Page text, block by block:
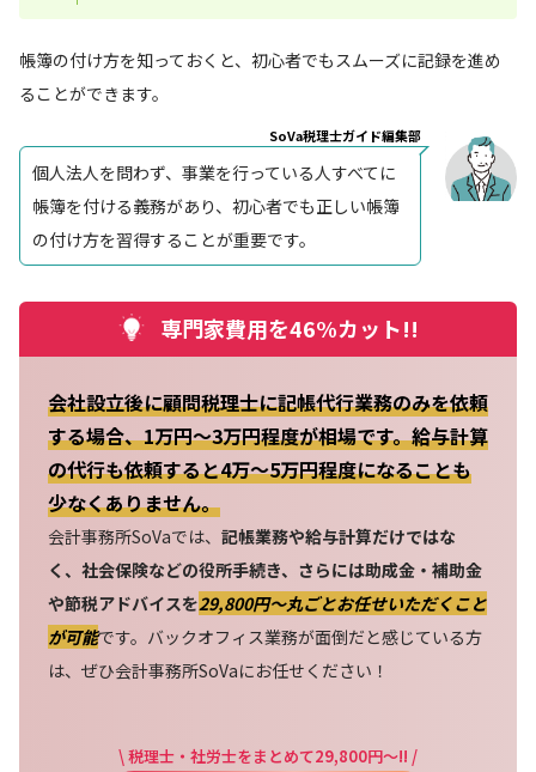
帳簿の付け方を知っておくと、初心者でもスムーズに記録を進め
ることができます。
SoVa税理士ガイド編集部
個人法人を問わず、事業を行っている人すべてに
帳簿を付ける義務があり、初心者でも正しい帳簿
の付け方を習得することが重要です。
専門家費用を46%カット!!
会社設立後に顧問税理士に記帳代行業務のみを依頼
する場合、1万円～3万円程度が相場です。給与計算
の代行も依頼すると4万～5万円程度になることも
少なくありません。
会計事務所SoVaでは、 記帳業務や給与計算だけではな
く、社会保険などの役所手続き、さらには助成金・補助金
や節税アドバイスを29,800円〜丸ごとお任せいただくこと
が可能です。バックオフィス業務が面倒だと感じている方
は、ぜひ会計事務所SoVaにお任せください！
\ 税理士・社労士をまとめて29,800円～!! /